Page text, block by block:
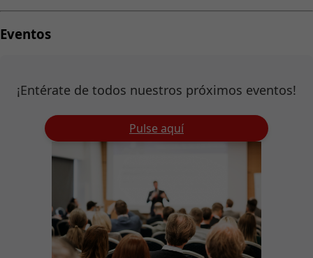
Eventos
¡Entérate de todos nuestros próximos eventos!
Pulse aquí